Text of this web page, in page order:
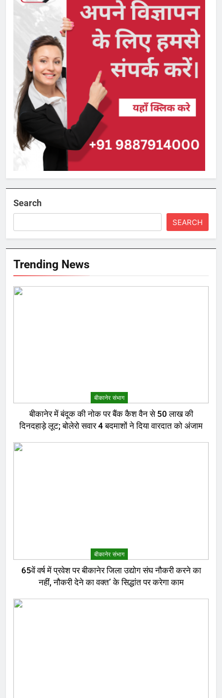
Search
SEARCH
Trending News
बीकानेर संभाग
बीकानेर में बंदूक की नोक पर बैंक कैश वैन से 50 लाख की
दिनदहाड़े लूट; बोलेरो सवार 4 बदमाशों ने दिया वारदात को अंजाम
बीकानेर संभाग
65वें वर्ष में प्रवेश पर बीकानेर जिला उद्योग संघ नौकरी करने का
नहीं, नौकरी देने का वक्त’ के सिद्धांत पर करेगा काम